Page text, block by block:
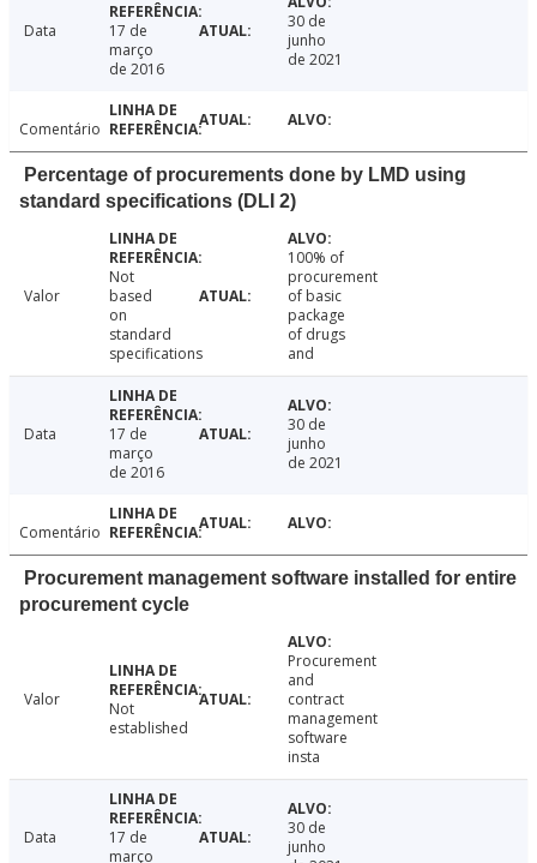
Data
17 de
março
de 2016
30 de
junho
de 2021
Comentário
Percentage of procurements done by LMD using
standard specifications (DLI 2)
Valor
Not
based
on
standard
specifications
100% of
procurement
of basic
package
of drugs
and
Data
17 de
março
de 2016
30 de
junho
de 2021
Comentário
Procurement management software installed for entire
procurement cycle
Valor
Not
established
Procurement
and
contract
management
software
insta
Data
17 de
março
30 de
junho